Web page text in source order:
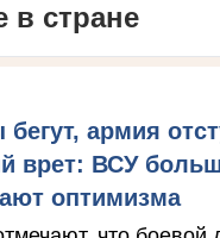
в стране
армия
врет: ВСУ
оптимизма